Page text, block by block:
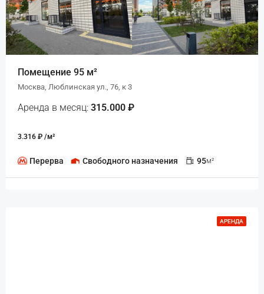
Помещение 95 м²
Москва, Люблинская ул., 76, к 3
Аренда в месяц: 315.000 ₽
3.316 ₽ /м²
Перерва Свободного назначения 95м²
АРЕНДА